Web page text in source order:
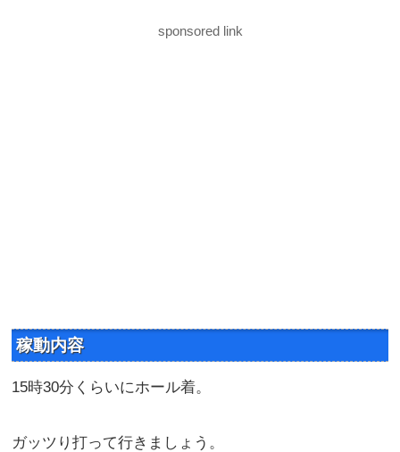
sponsored link
稼動内容
15時30分くらいにホール着。
ガッツり打って行きましょう。